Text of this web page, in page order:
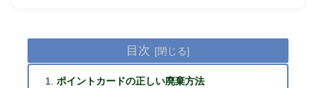
目次
ポイントカードの正しい廃棄方法